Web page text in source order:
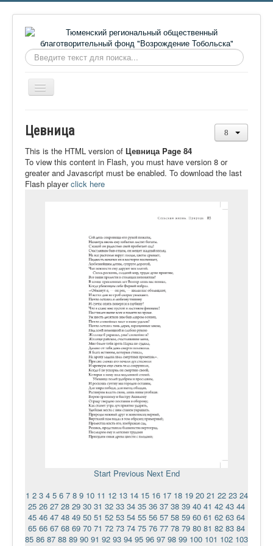
Искать...
Включить/
выключить
О фонде
Онлайн библиотека
Видеоматериалы
Ермаковополе.рф
Цевница
This is the HTML version of Цевница Page 84
To view this content in Flash, you must have version 8 or
greater and Javascript must be enabled. To download the last
Flash playerclick here
Start Previous Next End
1 2 3 4 5 6 7 8 9 10 11 12 13 14 15 16 17 18 19 20 21 22 23 24
25 26 27 28 29 30 31 32 33 34 35 36 37 38 39 40 41 42 43 44
45 46 47 48 49 50 51 52 53 54 55 56 57 58 59 60 61 62 63 64
65 66 67 68 69 70 71 72 73 74 75 76 77 78 79 80 81 82 83 84
85 86 87 88 89 90 91 92 93 94 95 96 97 98 99 100 101 102 103